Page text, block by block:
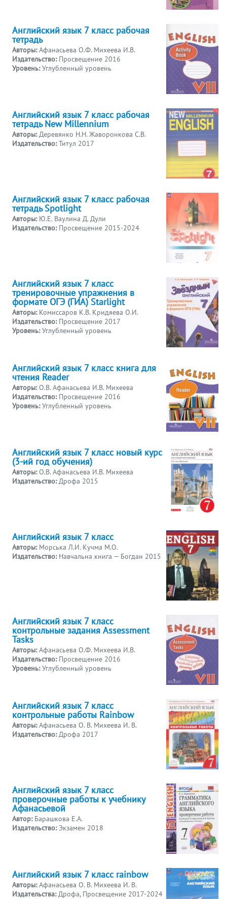
Английский язык 7 класс рабочая
тетрадь
Авторы:Афанасьева О.Ф. Михеева И.В.
Издательство: Просвещение 2016
Уровень: Углубленный уровень
Английский язык 7 класс рабочая
тетрадь New Millennium
Авторы:Деревянко Н.Н. Жаворонкова С.В.
Издательство:Титул 2017
Английский язык 7 класс рабочая
тетрадь Spotlight
Авторы: Ю.Е. Ваулина Д. Дули
Издательство: Просвещение 2015-2024
Английский язык 7 класс
тренировочные упражнения в
формате ОГЭ (ГИА) Starlight
Авторы: Комиссаров К.В. Кридяева О.И.
Издательство: Просвещение 2017
Уровень: Углубленный уровень
Английский язык 7 класс книга для
чтения Reader
Авторы:О.В. Афанасьева И.В. Михеева
Издательство: Просвещение 2016
Уровень: Углубленный уровень
Английский язык 7 класс новый курс
(3-ий год обучения)
Авторы:О.В. Афанасьева И.В. Михеева
Издательство:Дрофа 2015
Английский язык 7 класс
Авторы: Морська Л.И. Кучма М.О.
Издательство: Навчальна книга — Богдан 2015
Английский язык 7 класс
контрольные задания Assessment
Tasks
Авторы:Афанасьева О.Ф. Михеева И.В.
Издательство: Просвещение 2016
Уровень: Углубленный уровень
Английский язык 7 класс
контрольные работы Rainbow
Авторы:Афанасьева О. В. Михеева И. В.
Издательство:Дрофа 2017
Английский язык 7 класс
проверочные работы к учебнику
Афанасьевой
Автор: Барашкова Е.А.
Издательство:Экзамен 2018
Английский язык 7 класс rainbow
Авторы:Афанасьева О. В. Михеева И. В.
Издательства:Дрофа, Просвещение 2017-2024